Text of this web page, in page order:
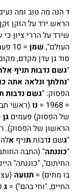
ד הנה מה טוב ומה
הראש ירד על הזקן
שירד על הררי ציון
העולם", שמן = 10 פעמים
סוד גן עדן מקדם,
"גשם נדבותתניף
"נחלתך ונלאה אתה
הפסוק: "גשם נדבות
= 1968 =
נו (ראשי
של הפסוק) פעמיםגן
הראשון של הפסוק).
"גשם נדבותתניף א
"כוננתה" (התבה
החיתום", "כוננתה"
בו מתים) =תנועה
החיים, "וחי בהם") =ג